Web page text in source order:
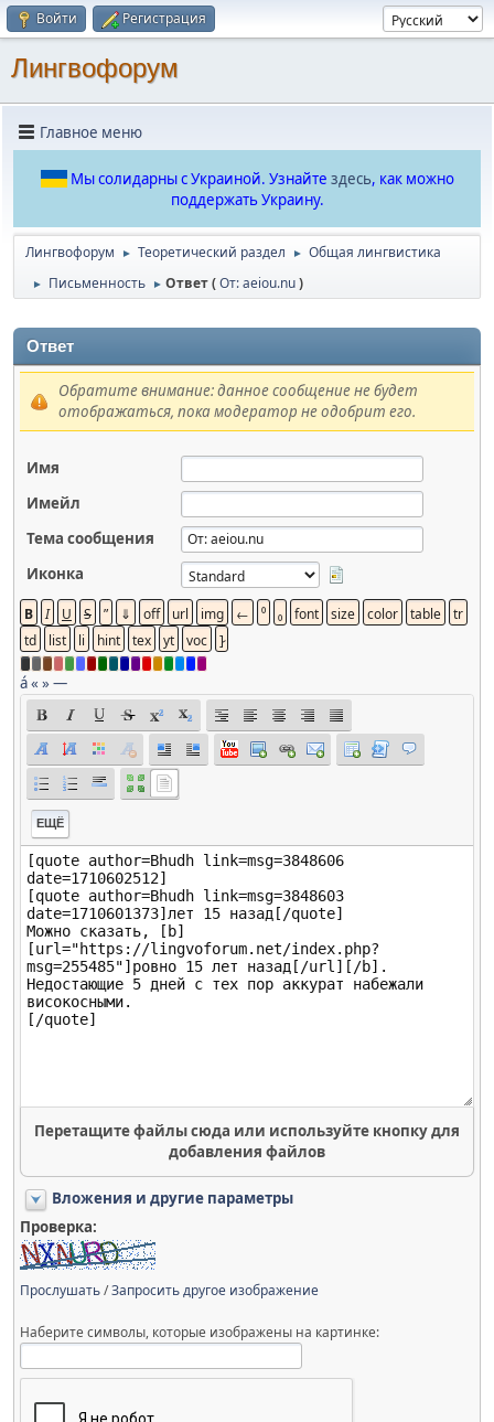
Войти Регистрация
Лингвофорум
Главное меню
Мы солидарны с Украиной. Узнайте здесь, как можно
поддержать Украину.
Лингвофорум ► Теоретический раздел ► Общая лингвистика
► Письменность ► Ответ (От: aeiou.nu)
Ответ
Обратите внимание: данное сообщение не будет
отображаться, пока модератор не одобрит его.
Имя
Имейл
Тема сообщения
Иконка
á« »—
ЕЩЁ
Перетащите файлы сюда или используйте кнопку для
добавления файлов
Вложения и другие параметры
Проверка:
Прослушать/Запросить другое изображение
Наберите символы, которые изображены на картинке: